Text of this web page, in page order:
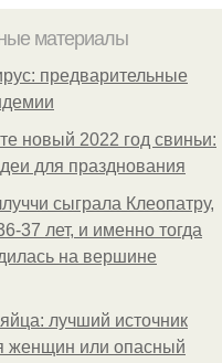
материалы
предварительные
новый 2022 год свиньи:
для празднования
сыграла Клеопатру,
37 лет, и именно тогда
на вершине
лучший источник
женщин или опасный